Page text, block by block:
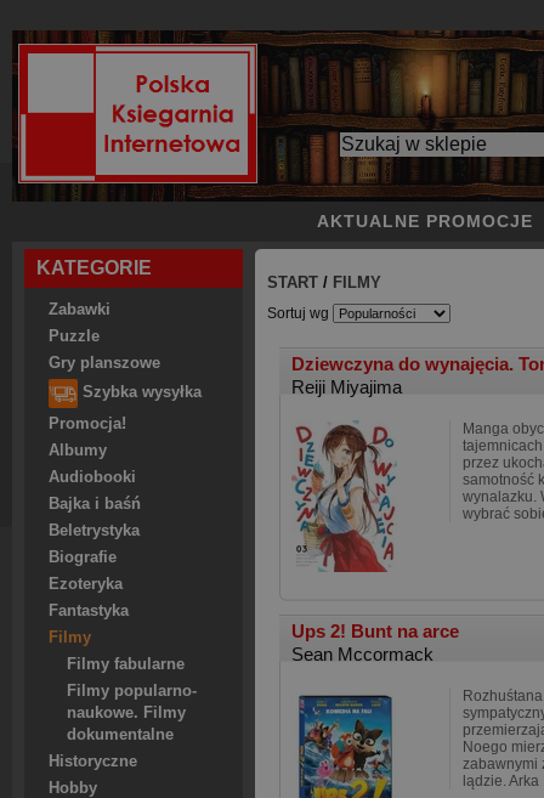
AKTUALNE PROMOCJE
KATEGORIE
Zabawki
Puzzle
Gry planszowe
Szybka wysyłka
Promocja!
Albumy
Audiobooki
Bajka i baśń
Beletrystyka
Biografie
Ezoteryka
Fantastyka
Filmy
Filmy fabularne
Filmy popularno-
naukowe. Filmy
dokumentalne
Historyczne
Hobby
START / FILMY
Sortuj wg
Dziewczyna do wynajęcia.
Reiji Miyajima
Manga
przez
samotność
wynalazku.
wybrać
Ups 2! Bunt na arce
Sean Mccormack
Noego
zabawnymi
lądzie.